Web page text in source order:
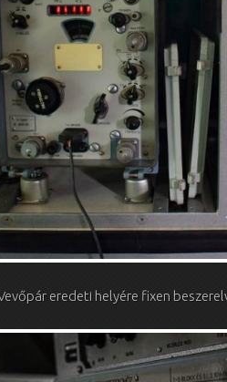
eredeti helyére fixen